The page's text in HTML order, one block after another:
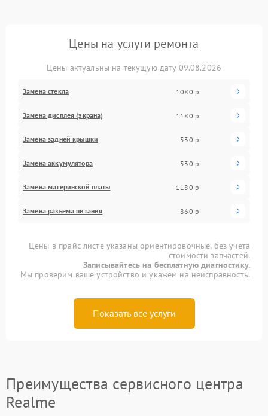
Цены на услуги ремонта
Цены актуальны на текущую дату 09.08.2026
Замена стекла 1080 р
Замена дисплея (экрана) 1180 р
Замена задней крышки 530 р
Замена аккумулятора 530 р
Замена материнской платы 1180 р
Замена разъема питания 860 р
Цены в прайс-листе указаны ориентировочные, без учета
стоимости запчастей.
Записывайтесь на бесплатную диагностику.
Мы проверим ваше устройство и укажем на неисправность.
Показать все услуги
Преимущества сервисного центра
Realme